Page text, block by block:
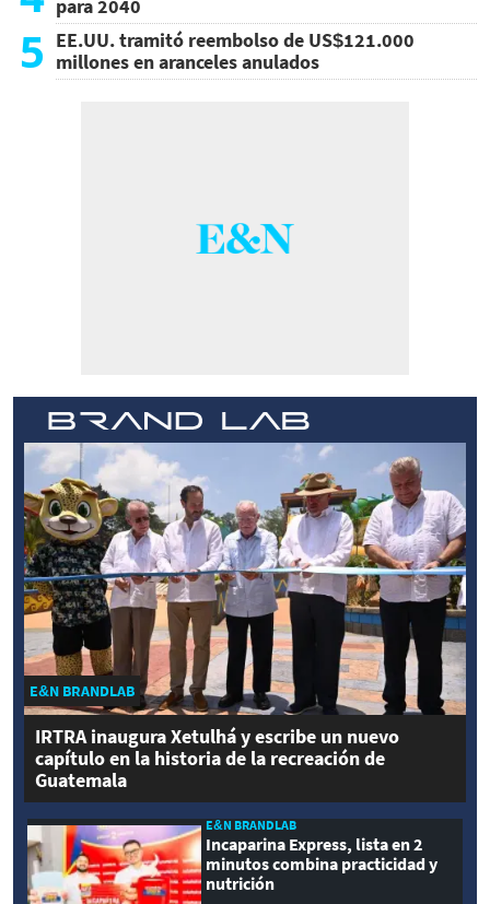
para 2040
5 EE.UU. tramitó reembolso de US$121.000
millones en aranceles anulados
E&N BRANDLAB
IRTRA inaugura Xetulhá y escribe un nuevo
capítulo en la historia de la recreación de
Guatemala
E&N BRANDLAB
Incaparina Express, lista en 2
minutos combina practicidad y
nutrición